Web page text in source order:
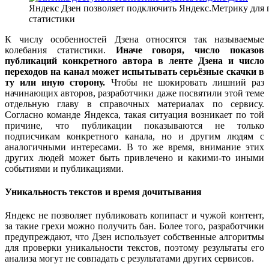
Яндекс Дзен позволяет подключить Яндекс.Метрику для
статистики
К числу особенностей Дзена относятся так называемые
колебания статистики. Иначе говоря, число показов
публикаций конкретного автора в ленте Дзена и число
переходов на канал может испытывать серьёзные скачки в
ту или иную сторону. Чтобы не шокировать лишний раз
начинающих авторов, разработчики даже посвятили этой теме
отдельную главу в справочных материалах по сервису.
Согласно команде Яндекса, такая ситуация возникает по той
причине, что публикации показываются не только
подписчикам конкретного канала, но и другим людям с
аналогичными интересами. В то же время, внимание этих
других людей может быть привлечено и какими-то иными
событиями и публикациями.
Уникальность текстов и время дочитывания
Яндекс не позволяет публиковать копипаст и чужой контент,
за такие грехи можно получить бан. Более того, разработчики
предупреждают, что Дзен использует собственные алгоритмы
для проверки уникальности текстов, поэтому результаты его
анализа могут не совпадать с результатами других сервисов.